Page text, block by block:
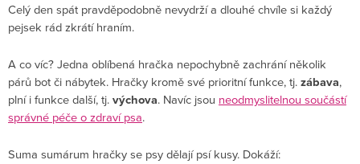
Celý den spát pravděpodobně nevydrží a dlouhé chvíle si každý
pejsek rád zkrátí hraním.
A co víc? Jedna oblíbená hračka nepochybně zachrání několik
párů bot či nábytek. Hračky kromě své prioritní funkce, tj.zábava,
plní i funkce další, tj.výchova. Navíc jsou neodmyslitelnou součástí
správné péče o zdraví psa.
Suma sumárum hračky se psy dělají psí kusy. Dokáží: